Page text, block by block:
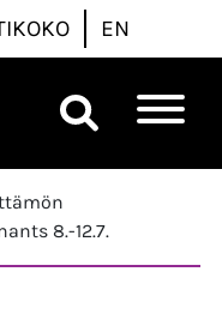
EN
8.-12.7.